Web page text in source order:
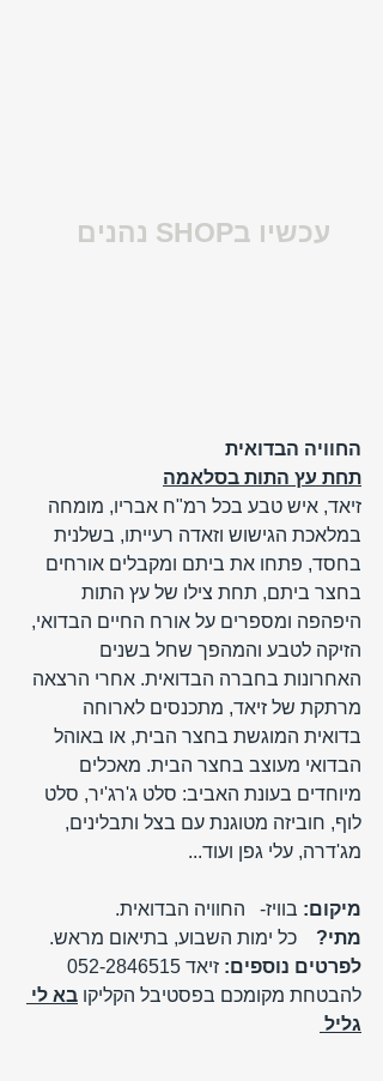
החוויה הבדואית
תחת עץ התות בסלאמה
זיאד, איש טבע בכל רמ"ח אבריו, מומחה
במלאכת הגישוש וזאדה רעייתו, בשלנית
בחסד, פתחו את ביתם ומקבלים אורחים
בחצר ביתם, תחת צילו של עץ התות
היפהפה ומספרים על אורח החיים הבדואי,
הזיקה לטבע והמהפך שחל בשנים
האחרונות בחברה הבדואית. אחרי הרצאה
מרתקת של זיאד, מתכנסים לארוחה
בדואית המוגשת בחצר הבית, או באוהל
הבדואי מעוצב בחצר הבית. מאכלים
מיוחדים בעונת האביב: סלט ג'רג'יר, סלט
לוף, חוביזה מטוגנת עם בצל ותבלינים,
מג'דרה, עלי גפן ועוד...
מיקום: בוויז-   החוויה הבדואית.
מתי?
   כל ימות השבוע, בתיאום מראש.
לפרטים נוספים: זיאד 052-2846515
להבטחת מקומכם בפסטיבל הקליקו בא לי
גליל
עכשיו בSHOP נהנים